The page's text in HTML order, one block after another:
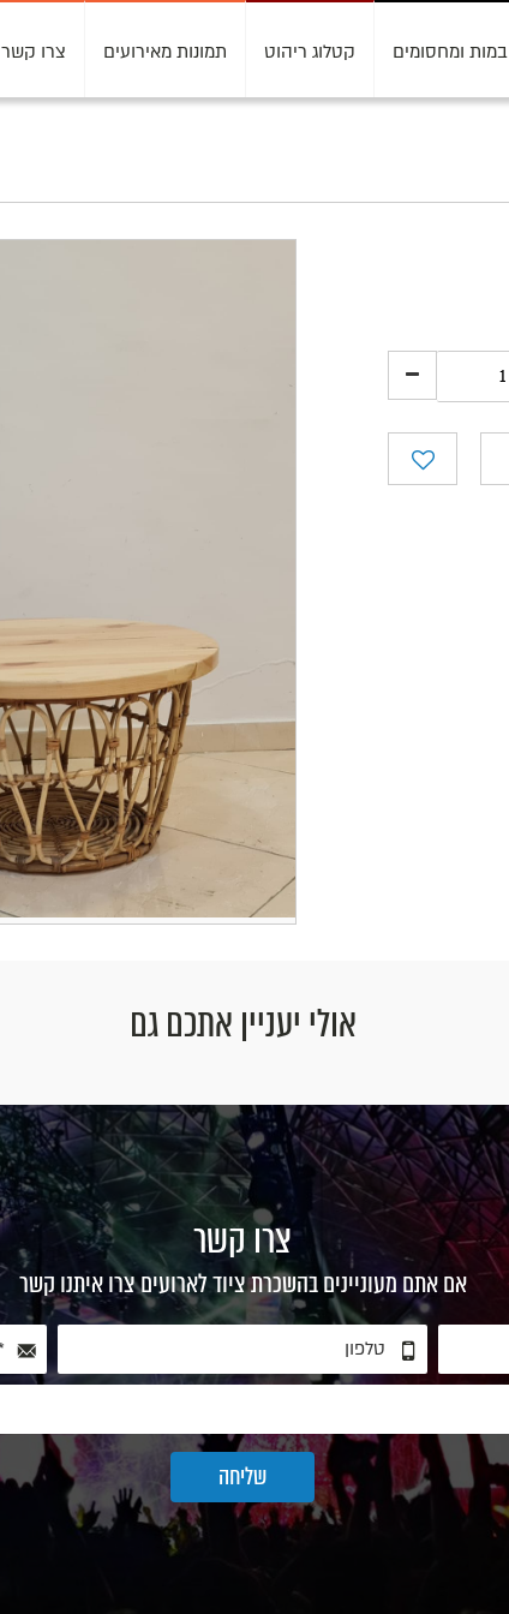
במות ומחסומים קטלוג ריהוט תמונות מאירועים צרו קשר
אולי יעניין אתכם גם
צרו קשר
אם אתם מעוניינים בהשכרת ציוד לארועים צרו איתנו קשר